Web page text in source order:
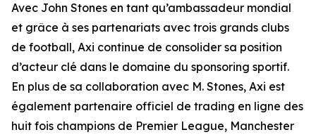
Avec John Stones en tant qu’ambassadeur mondial
et grâce à ses partenariats avec trois grands clubs
de football, Axi continue de consolider sa position
d’acteur clé dans le domaine du sponsoring sportif.
En plus de sa collaboration avec M. Stones, Axi est
également partenaire officiel de trading en ligne des
huit fois champions de Premier League, Manchester